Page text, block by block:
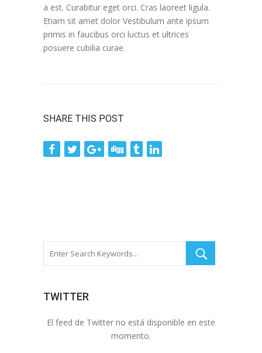
a est. Curabitur eget orci. Cras laoreet ligula.
Etiam sit amet dolor Vestibulum ante ipsum
primis in faucibus orci luctus et ultrices
posuere cubilia curae.
SHARE THIS POST
TWITTER
El feed de Twitter no está disponible en este
momento.